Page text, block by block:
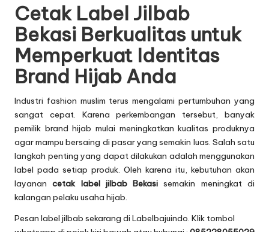
Cetak Label Jilbab
Bekasi Berkualitas untuk
Memperkuat Identitas
Brand Hijab Anda
Industri fashion muslim terus mengalami pertumbuhan yang
sangat cepat. Karena perkembangan tersebut, banyak
pemilik brand hijab mulai meningkatkan kualitas produknya
agar mampu bersaing di pasar yang semakin luas. Salah satu
langkah penting yang dapat dilakukan adalah menggunakan
label pada setiap produk. Oleh karena itu, kebutuhan akan
layanancetak label jilbab Bekasi semakin meningkat di
kalangan pelaku usaha hijab.
Pesan label jilbab sekarang di Labelbajuindo. Klik tombol